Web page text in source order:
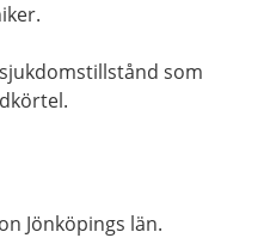
som
Jönköpings län.